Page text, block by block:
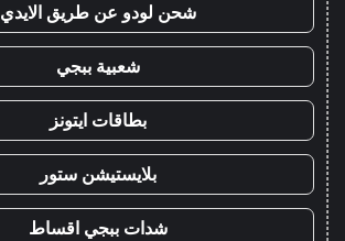
شحن لودو عن طريق الايدي
شعبية ببجي
بطاقات ايتونز
بلايستيشن ستور
شدات ببجي اقساط